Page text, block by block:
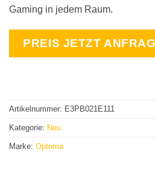
Gaming in jedem Raum.
PREIS JETZT
Artikelnummer: E3PB021E111
Kategorie: Neu
Marke: Optoma